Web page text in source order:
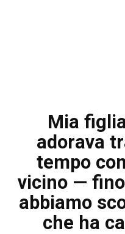
Mia
adorava
tempo
vicino —
abbiamo
che ha